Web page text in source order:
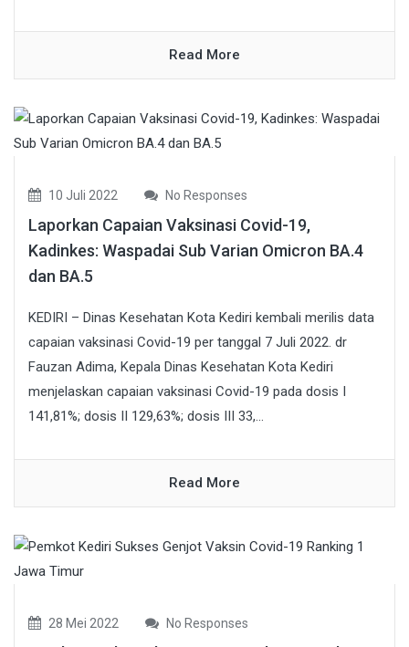
Read More
10 Juli 2022 No Responses
Laporkan Capaian Vaksinasi Covid-19,
Kadinkes: Waspadai Sub Varian Omicron BA.4
dan BA.5
KEDIRI – Dinas Kesehatan Kota Kediri kembali merilis data
capaian vaksinasi Covid-19 per tanggal 7 Juli 2022. dr
Fauzan Adima, Kepala Dinas Kesehatan Kota Kediri
menjelaskan capaian vaksinasi Covid-19 pada dosis I
141,81%; dosis II 129,63%; dosis III 33,...
Read More
28 Mei 2022 No Responses